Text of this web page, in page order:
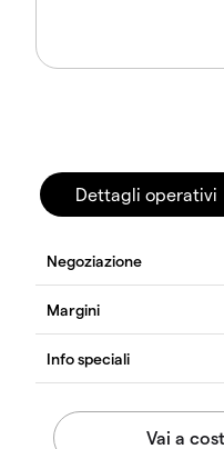
Dettagli operativi